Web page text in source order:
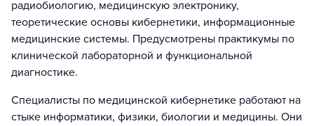
радиобиологию, медицинскую электронику,
теоретические основы кибернетики, информационные
медицинские системы. Предусмотрены практикумы по
клинической лабораторной и функциональной
диагностике.
Специалисты по медицинской кибернетике работают на
стыке информатики, физики, биологии и медицины. Они